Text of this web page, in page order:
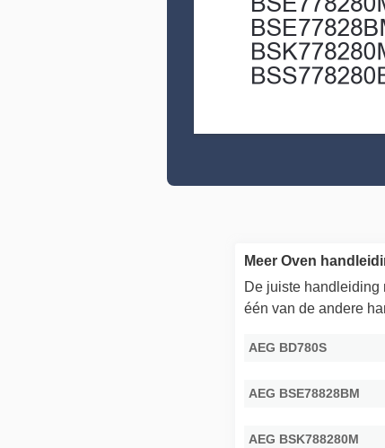
Meer Oven
De juiste handleiding
één van de andere
AEG BD780S
AEG BSE78828BM
AEG BSK788280M